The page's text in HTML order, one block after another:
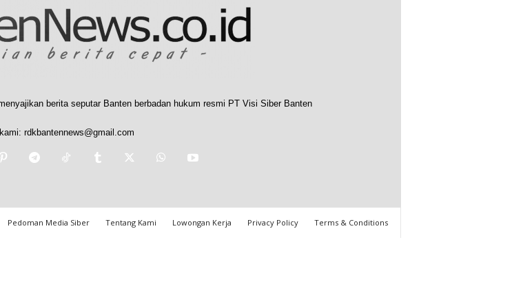
berita seputar Banten berbadan hukum resmi PT Visi Siber Banten
rdkbantennews@gmail.com
Pedoman Media Siber Tentang Kami Lowongan Kerja Privacy Policy Terms & Conditions